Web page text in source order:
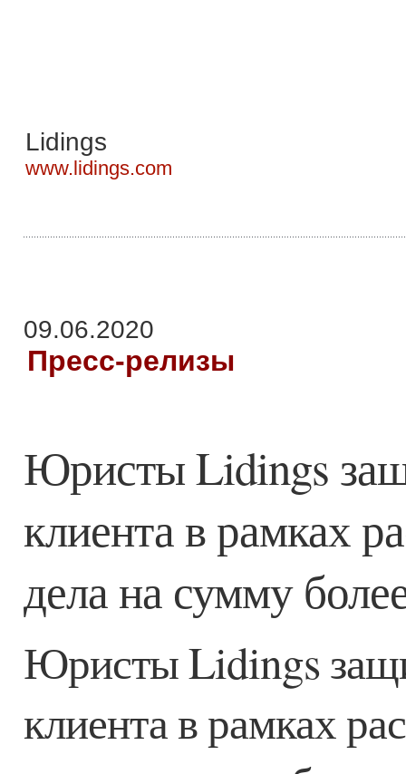
Lidings
www.lidings.com
09.06.2020
Пресс-релизы
Юристы Lidings
клиента в рамках
дела на сумму
Юристы Lidings
клиента в рамках